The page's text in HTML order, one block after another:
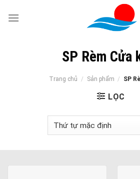
SP Rèm Cửa
Trang chủ / Sản phẩm / SP
LỌC